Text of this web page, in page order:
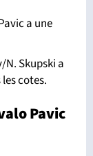
a une
Skupski a
cotes.
Pavic